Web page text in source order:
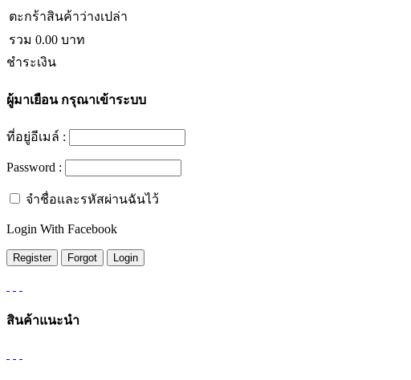
ตะกร้าสินค้าว่างเปล่า
รวม 0.00 บาท
ชำระเงิน
ผู้มาเยือนกรุณาเข้าระบบ
ที่อยู่อีเมล์ :
Password :
จำชื่อและรหัสผ่านฉันไว้
Login With Facebook
สินค้าแนะนำ